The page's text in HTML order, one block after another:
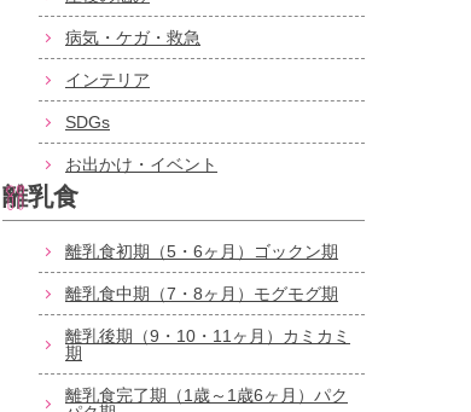
病気・ケガ・救急
インテリア
SDGs
お出かけ・イベント
離乳食
離乳食初期（5・6ヶ月）ゴックン期
離乳食中期（7・8ヶ月）モグモグ期
離乳後期（9・10・11ヶ月）カミカミ
期
離乳食完了期（1歳～1歳6ヶ月）パク